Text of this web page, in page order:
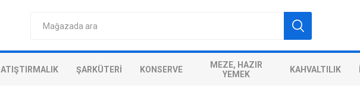
ATIŞTIRMALIK ŞARKÜTERI KONSERVE
MEZE, HAZIR
YEMEK
KAHVALTILIK